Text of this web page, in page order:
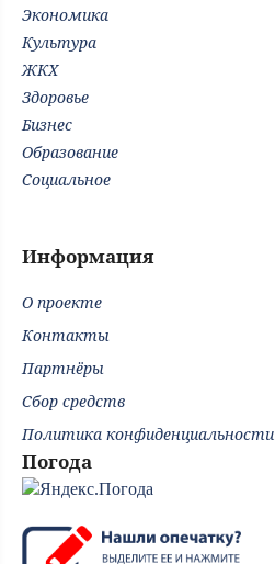
Экономика
Культура
ЖКХ
Здоровье
Бизнес
Образование
Социальное
Информация
О проекте
Контакты
Партнёры
Сбор средств
Политика конфиденциальности
Погода